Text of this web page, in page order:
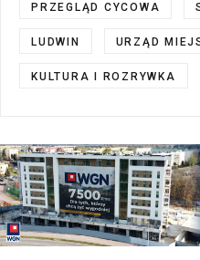
PRZEGLĄD CYCOWA
LUDWIN URZĄD
KULTURA I ROZRYWKA